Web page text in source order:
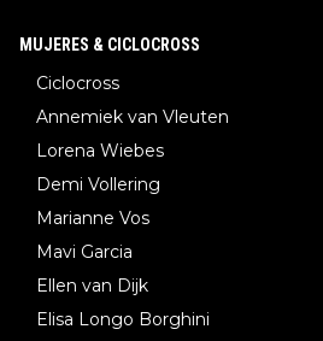
MUJERES & CICLOCROSS
Ciclocross
Annemiek van Vleuten
Lorena Wiebes
Demi Vollering
Marianne Vos
Mavi Garcia
Ellen van Dijk
Elisa Longo Borghini